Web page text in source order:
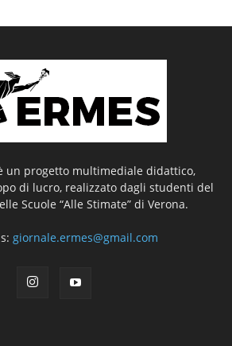
un progetto multimediale didattico,
di lucro, realizzato dagli studenti del
Scuole “Alle Stimate” di Verona.
giornale.ermes@gmail.com